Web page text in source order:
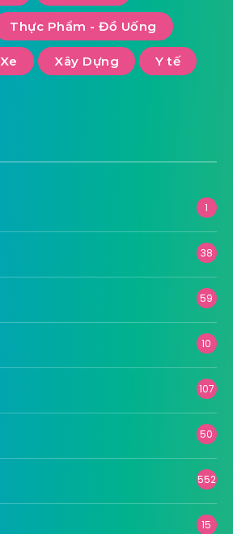
Thực Phẩm - Đồ Uống
Xe Xây Dựng Y tế
1
38
59
10
107
50
552
15